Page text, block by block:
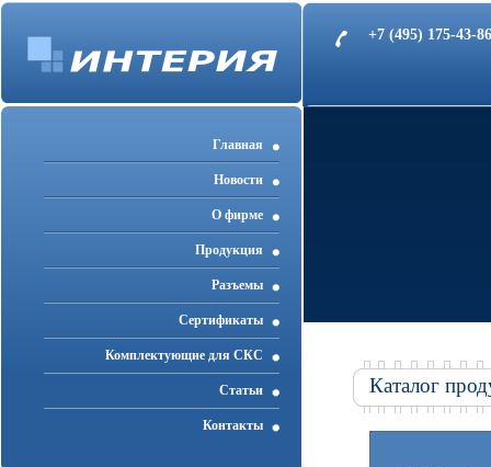
+7 (495) 175-43-
Главная
Новости
О фирме
Продукция
Разъемы
Cертификаты
Комплектующие для СКС
Статьи
Контакты
Каталог